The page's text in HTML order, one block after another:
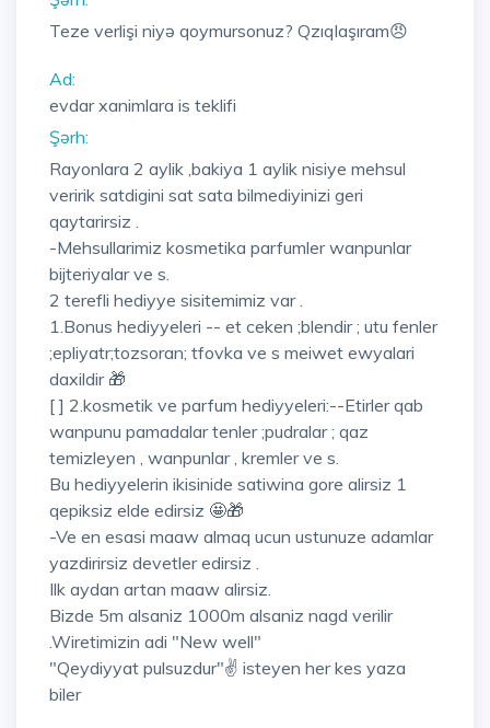
Teze verlişi niyə qoymursonuz? Qzıqlaşıram😠
Ad:
evdar xanimlara is teklifi
Şərh:
Rayonlara 2 aylik ,bakiya 1 aylik nisiye mehsul
veririk satdigini sat sata bilmediyinizi geri
qaytarirsiz .
-Mehsullarimiz kosmetika parfumler wanpunlar
bijteriyalar ve s.
2 terefli hediyye sisitemimiz var .
1.Bonus hediyyeleri -- et ceken ;blendir ; utu fenler
;epliyatr;tozsoran; tfovka ve s meiwet ewyalari
daxildir 🎁
[ ] 2.kosmetik ve parfum hediyyeleri:--Etirler qab
wanpunu pamadalar tenler ;pudralar ; qaz
temizleyen , wanpunlar , kremler ve s.
Bu hediyyelerin ikisinide satiwina gore alirsiz 1
qepiksiz elde edirsiz 🤩🎁
-Ve en esasi maaw almaq ucun ustunuze adamlar
yazdirirsiz devetler edirsiz .
Ilk aydan artan maaw alirsiz.
Bizde 5m alsaniz 1000m alsaniz nagd verilir
.Wiretimizin adi "New well"
"Qeydiyyat pulsuzdur"✌ isteyen her kes yaza
biler